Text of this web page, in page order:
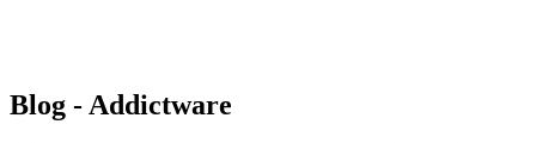
Blog - Addictware